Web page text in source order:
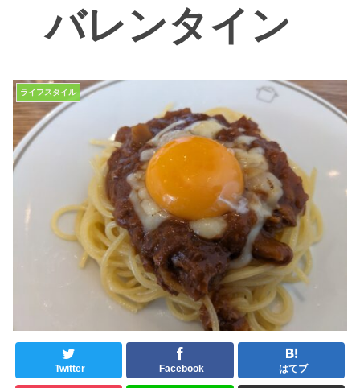
バレンタイン
ライフスタイル
Twitter Facebook はてブ